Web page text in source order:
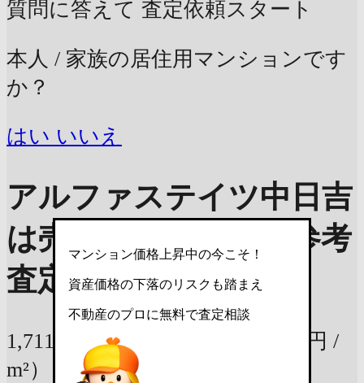
質問に答えて 査定依頼スタート
本人 / 家族の居住用マンションです
か？
はい いいえ
アルファステイツ中日吉
は売ったらいくら？
参考
査定価格
1,711万円 74.34m²の部屋
（23万円 /
m²）
マンション価格上昇中の今こそ！
資産価格の下落のリスクも踏まえ
不動産のプロに無料で査定相談